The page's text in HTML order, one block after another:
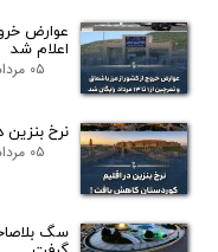
عوارض
اعلام شد
۰۵ مرداد ۰۵
نرخ
۰۵ مرداد ۰۵